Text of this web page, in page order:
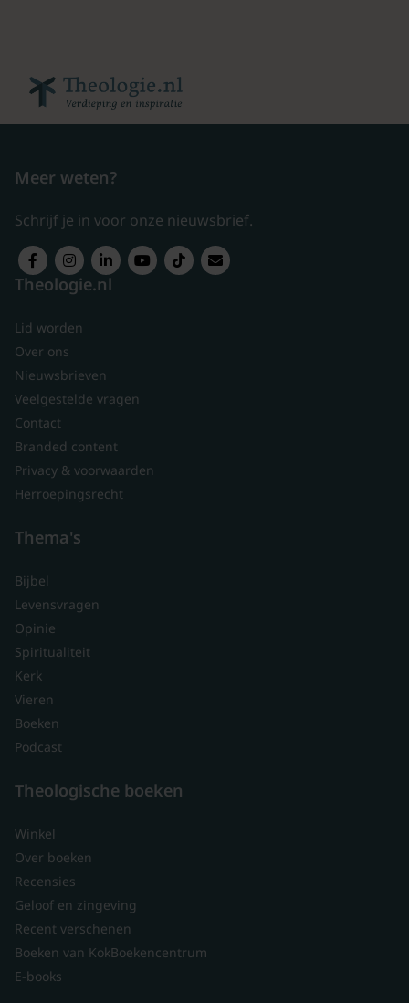
Meer weten?
Schrijf je in voor onze nieuwsbrief.
Theologie.nl
Lid worden
Over ons
Nieuwsbrieven
Veelgestelde vragen
Contact
Branded content
Privacy & voorwaarden
Herroepingsrecht
Thema's
Bijbel
Levensvragen
Opinie
Spiritualiteit
Kerk
Vieren
Boeken
Podcast
Theologische boeken
Winkel
Over boeken
Recensies
Geloof en zingeving
Recent verschenen
Boeken van KokBoekencentrum
E-books